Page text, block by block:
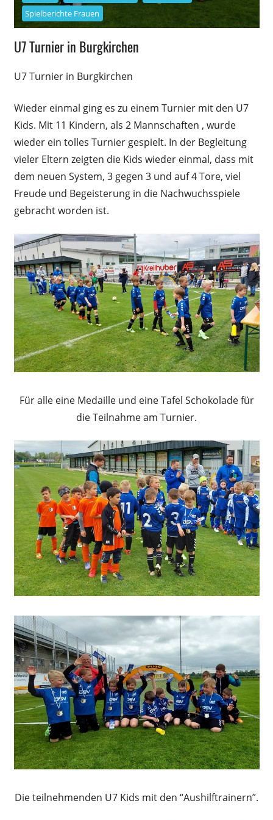
Spielberichte Frauen
U7 Turnier in Burgkirchen
U7 Turnier in Burgkirchen
Wieder einmal ging es zu einem Turnier mit den U7
Kids. Mit 11 Kindern, als 2 Mannschaften , wurde
wieder ein tolles Turnier gespielt. In der Begleitung
vieler Eltern zeigten die Kids wieder einmal, dass mit
dem neuen System, 3 gegen 3 und auf 4 Tore, viel
Freude und Begeisterung in die Nachwuchsspiele
gebracht worden ist.
Für alle eine Medaille und eine Tafel Schokolade für
die Teilnahme am Turnier.
Die teilnehmenden U7 Kids mit den “Aushilftrainern”.